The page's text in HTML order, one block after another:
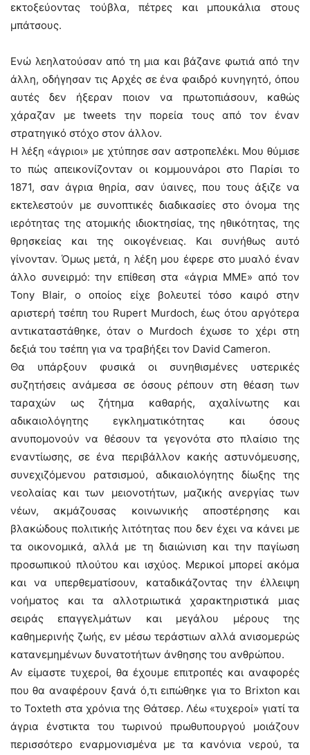
εκτοξεύοντας τούβλα, πέτρες και μπουκάλια στους
μπάτσους.
Ενώ λεηλατούσαν από τη μια και βάζανε φωτιά από την
άλλη, οδήγησαν τις Αρχές σε ένα φαιδρό κυνηγητό, όπου
αυτές δεν ήξεραν ποιον να πρωτοπιάσουν, καθώς
χάραζαν με tweets την πορεία τους από τον έναν
στρατηγικό στόχο στον άλλον.
Η λέξη «άγριοι» με χτύπησε σαν αστροπελέκι. Μου θύμισε
το πώς απεικονίζονταν οι κομμουνάροι στο Παρίσι το
1871, σαν άγρια θηρία, σαν ύαινες, που τους άξιζε να
εκτελεστούν με συνοπτικές διαδικασίες στο όνομα της
ιερότητας της ατομικής ιδιοκτησίας, της ηθικότητας, της
θρησκείας και της οικογένειας. Και συνήθως αυτό
γίνονταν. Όμως μετά, η λέξη μου έφερε στο μυαλό έναν
άλλο συνειρμό: την επίθεση στα «άγρια ΜΜΕ» από τον
Tony Blair, ο οποίος είχε βολευτεί τόσο καιρό στην
αριστερή τσέπη του Rupert Murdoch, έως ότου αργότερα
αντικαταστάθηκε, όταν ο Murdoch έχωσε το χέρι στη
δεξιά του τσέπη για να τραβήξει τον David Cameron.
Θα υπάρξουν φυσικά οι συνηθισμένες υστερικές
συζητήσεις ανάμεσα σε όσους ρέπουν στη θέαση των
ταραχών ως ζήτημα καθαρής, αχαλίνωτης και
αδικαιολόγητης εγκληματικότητας και όσους
ανυπομονούν να θέσουν τα γεγονότα στο πλαίσιο της
εναντίωσης, σε ένα περιβάλλον κακής αστυνόμευσης,
συνεχιζόμενου ρατσισμού, αδικαιολόγητης δίωξης της
νεολαίας και των μειονοτήτων, μαζικής ανεργίας των
νέων, ακμάζουσας κοινωνικής αποστέρησης και
βλακώδους πολιτικής λιτότητας που δεν έχει να κάνει με
τα οικονομικά, αλλά με τη διαιώνιση και την παγίωση
προσωπικού πλούτου και ισχύος. Μερικοί μπορεί ακόμα
και να υπερθεματίσουν, καταδικάζοντας την έλλειψη
νοήματος και τα αλλοτριωτικά χαρακτηριστικά μιας
σειράς επαγγελμάτων και μεγάλου μέρους της
καθημερινής ζωής, εν μέσω τεράστιων αλλά ανισομερώς
κατανεμημένων δυνατοτήτων άνθησης του ανθρώπου.
Αν είμαστε τυχεροί, θα έχουμε επιτροπές και αναφορές
που θα αναφέρουν ξανά ό,τι ειπώθηκε για το Brixton και
το Toxteth στα χρόνια της Θάτσερ. Λέω «τυχεροί» γιατί τα
άγρια ένστικτα του τωρινού πρωθυπουργού μοιάζουν
περισσότερο εναρμονισμένα με τα κανόνια νερού, τα